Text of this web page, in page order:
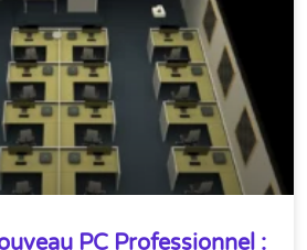
PC Professionnel :